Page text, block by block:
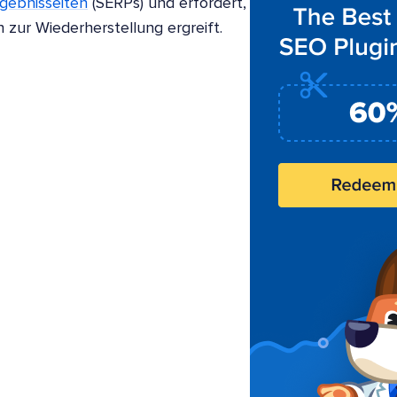
(SERPs) und erfordert,
zur Wiederherstellung ergreift.